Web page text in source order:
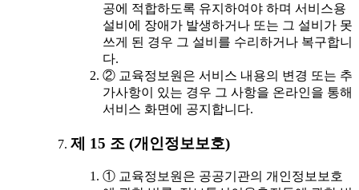
공에 적합하도록 유지하여야 하며 서비스용
설비에 장애가 발생하거나 또는 그 설비가 못
쓰게 된 경우 그 설비를 수리하거나 복구합니
다.
② 교육정보원은 서비스 내용의 변경 또는 추
가사항이 있는 경우 그 사항을 온라인을 통해
서비스 화면에 공지합니다.
제 15 조 (개인정보보호)
① 교육정보원은 공공기관의 개인정보보호